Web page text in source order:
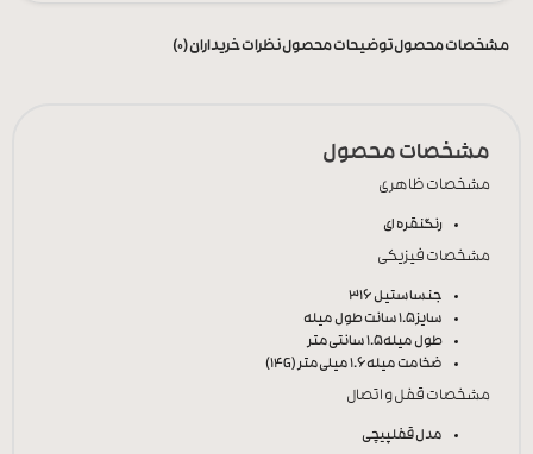
مشخصات محصول
مشخصات ظاهری
رنگنقره ای
مشخصات فیزیکی
جنساستیل 316
سایز1.5 سانت طول میله
طول میله1.5 سانتی‌متر
ضخامت میله1.6 میلی‌متر (14G)
مشخصات قفل و اتصال